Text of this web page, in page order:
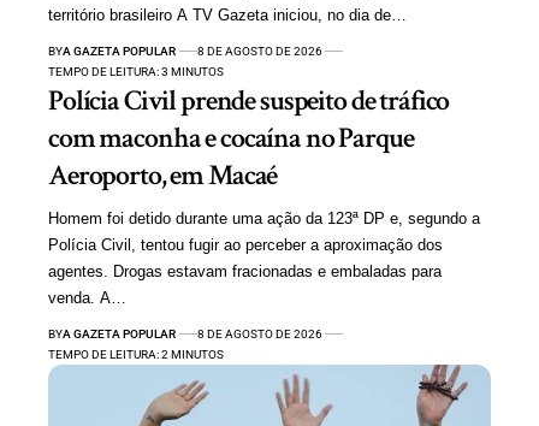
território brasileiro A TV Gazeta iniciou, no dia de…
BYA GAZETA POPULAR
8 DE AGOSTO DE 2026
TEMPO DE LEITURA: 3 MINUTOS
Polícia Civil prende suspeito de tráfico
com maconha e cocaína no Parque
Aeroporto, em Macaé
Homem foi detido durante uma ação da 123ª DP e, segundo a
Polícia Civil, tentou fugir ao perceber a aproximação dos
agentes. Drogas estavam fracionadas e embaladas para
venda. A…
BYA GAZETA POPULAR
8 DE AGOSTO DE 2026
TEMPO DE LEITURA: 2 MINUTOS